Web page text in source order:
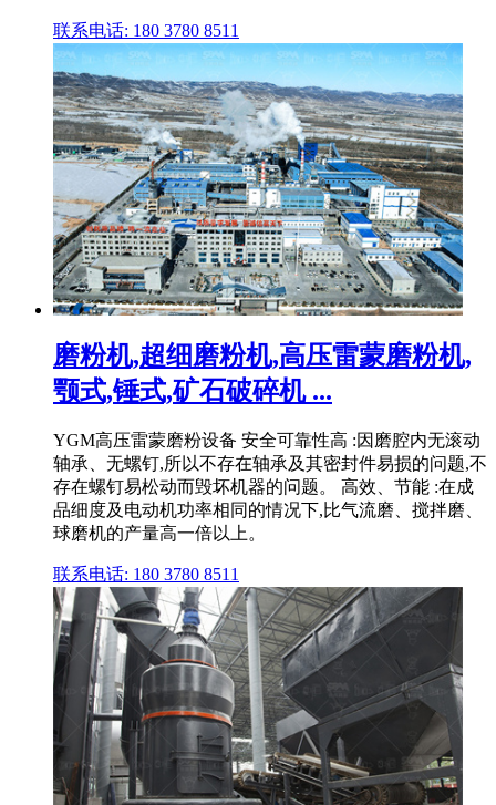
联系电话: 180 3780 8511
磨粉机,超细磨粉机,高压雷蒙磨粉机,
颚式,锤式,矿石破碎机 ...
YGM高压雷蒙磨粉设备 安全可靠性高 :因磨腔内无滚动
轴承、无螺钉,所以不存在轴承及其密封件易损的问题,不
存在螺钉易松动而毁坏机器的问题。 高效、节能 :在成
品细度及电动机功率相同的情况下,比气流磨、搅拌磨、
球磨机的产量高一倍以上。
联系电话: 180 3780 8511